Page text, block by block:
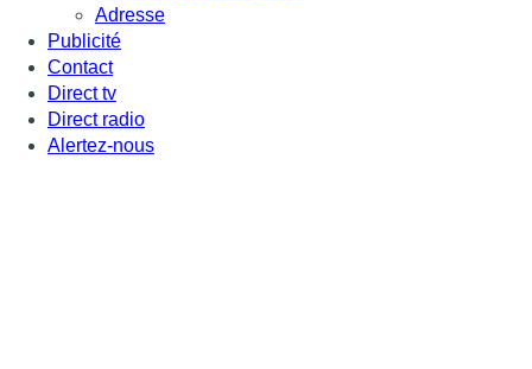
Adresse
Publicité
Contact
Direct tv
Direct radio
Alertez-nous